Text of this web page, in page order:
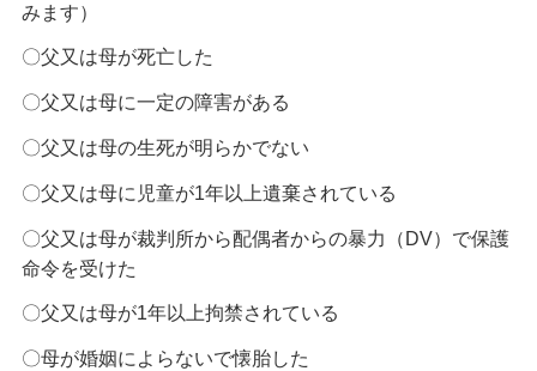
みます）
〇父又は母が死亡した
〇父又は母に一定の障害がある
〇父又は母の生死が明らかでない
〇父又は母に児童が1年以上遺棄されている
〇父又は母が裁判所から配偶者からの暴力（DV）で保護
命令を受けた
〇父又は母が1年以上拘禁されている
〇母が婚姻によらないで懐胎した